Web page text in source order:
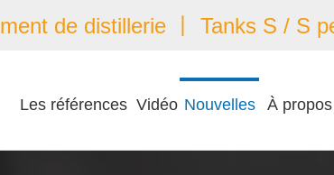
de distillerie 丨 Tanks S / S
Les références Vidéo Nouvelles À